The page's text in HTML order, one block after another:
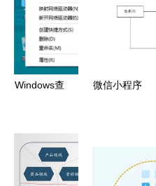
践路径
Windows查
方法详解
微信小程序